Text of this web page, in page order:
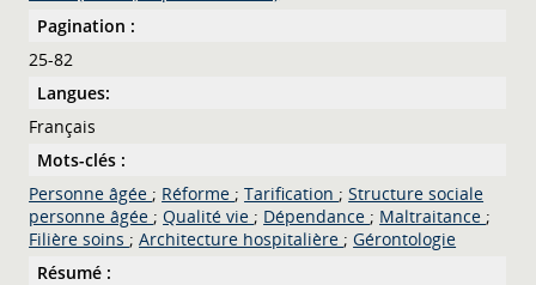
Pagination :
25-82
Langues:
Français
Mots-clés :
Personne âgée ; Réforme ; Tarification ; Structure sociale
personne âgée ; Qualité vie ; Dépendance ; Maltraitance ;
Filière soins ; Architecture hospitalière ; Gérontologie
Résumé :